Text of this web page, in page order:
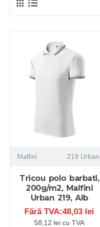
Malfini 219 Urban
Tricou polo barbati,
200g/m2, Malfini
Urban 219, Alb
Fără TVA:48,03 lei
58,12 lei cu TVA